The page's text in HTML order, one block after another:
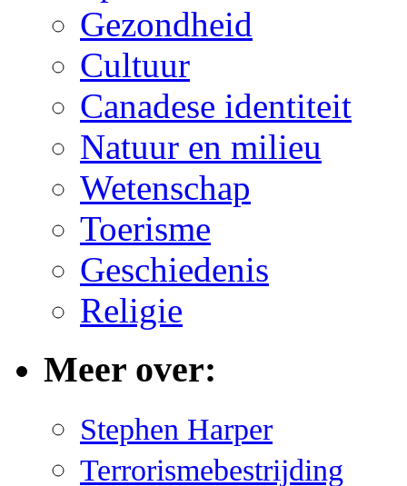
Gezondheid
Cultuur
Canadese identiteit
Natuur en milieu
Wetenschap
Toerisme
Geschiedenis
Religie
Meer over:
Stephen Harper
Terrorismebestrijding